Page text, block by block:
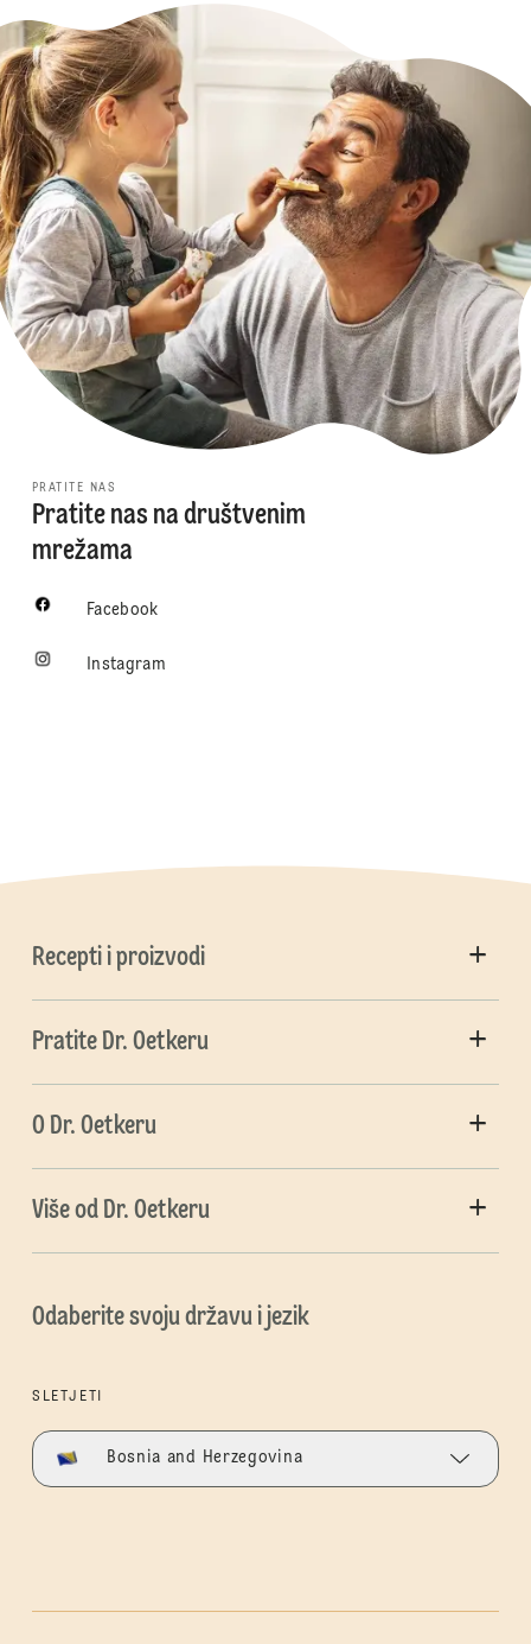
PRATITE NAS
Pratite nas na društvenim
mrežama
Facebook
Instagram
Recepti i proizvodi
Pratite Dr. Oetkeru
O Dr. Oetkeru
Više od Dr. Oetkeru
Odaberite svoju državu i jezik
SLETJETI
Bosnia and Herzegovina